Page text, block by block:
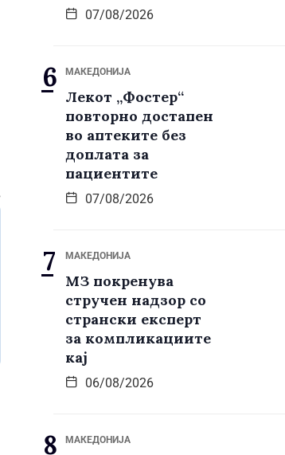
07/08/2026
МАКЕДОНИЈА
Лекот „Фостер“
повторно достапен
во аптеките без
доплата за
пациентите
07/08/2026
МАКЕДОНИЈА
МЗ покренува
стручен надзор со
странски експерт
за компликациите
кај
06/08/2026
МАКЕДОНИЈА